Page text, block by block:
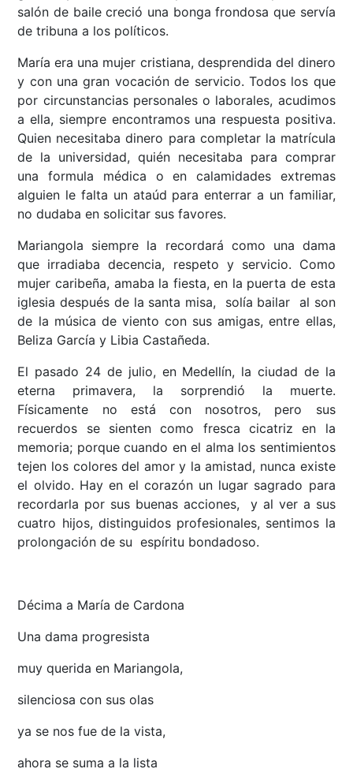
salón de baile creció una bonga frondosa que servía
de tribuna a los políticos.
María era una mujer cristiana, desprendida del dinero
y con una gran vocación de servicio. Todos los que
por circunstancias personales o laborales, acudimos
a ella, siempre encontramos una respuesta positiva.
Quien necesitaba dinero para completar la matrícula
de la universidad, quién necesitaba para comprar
una formula médica o en calamidades extremas
alguien le falta un ataúd para enterrar a un familiar,
no dudaba en solicitar sus favores.
Mariangola siempre la recordará como una dama
que irradiaba decencia, respeto y servicio. Como
mujer caribeña, amaba la fiesta, en la puerta de esta
iglesia después de la santa misa, solía bailar al son
de la música de viento con sus amigas, entre ellas,
Beliza García y Libia Castañeda.
El pasado 24 de julio, en Medellín, la ciudad de la
eterna primavera, la sorprendió la muerte.
Físicamente no está con nosotros, pero sus
recuerdos se sienten como fresca cicatriz en la
memoria; porque cuando en el alma los sentimientos
tejen los colores del amor y la amistad, nunca existe
el olvido. Hay en el corazón un lugar sagrado para
recordarla por sus buenas acciones, y al ver a sus
cuatro hijos, distinguidos profesionales, sentimos la
prolongación de su espíritu bondadoso.
Décima a María de Cardona
Una dama progresista
muy querida en Mariangola,
silenciosa con sus olas
ya se nos fue de la vista,
ahora se suma a la lista